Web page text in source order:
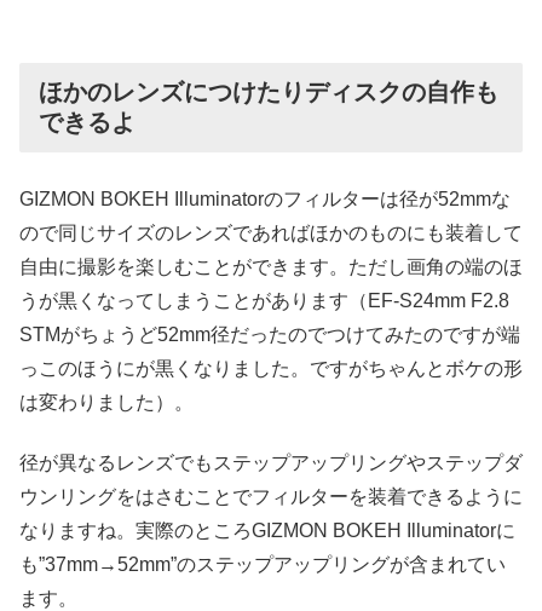
ほかのレンズにつけたりディスクの自作も
できるよ
GIZMON BOKEH Illuminatorのフィルターは径が52mmな
ので同じサイズのレンズであればほかのものにも装着して
自由に撮影を楽しむことができます。ただし画角の端のほ
うが黒くなってしまうことがあります（EF-S24mm F2.8
STMがちょうど52mm径だったのでつけてみたのですが端
っこのほうにが黒くなりました。ですがちゃんとボケの形
は変わりました）。
径が異なるレンズでもステップアップリングやステップダ
ウンリングをはさむことでフィルターを装着できるように
なりますね。実際のところGIZMON BOKEH Illuminatorに
も”37mm→52mm”のステップアップリングが含まれてい
ます。